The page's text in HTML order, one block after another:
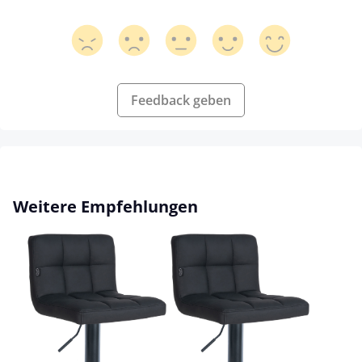
Feedback geben
Produktgalerie überspringen
Weitere Empfehlungen